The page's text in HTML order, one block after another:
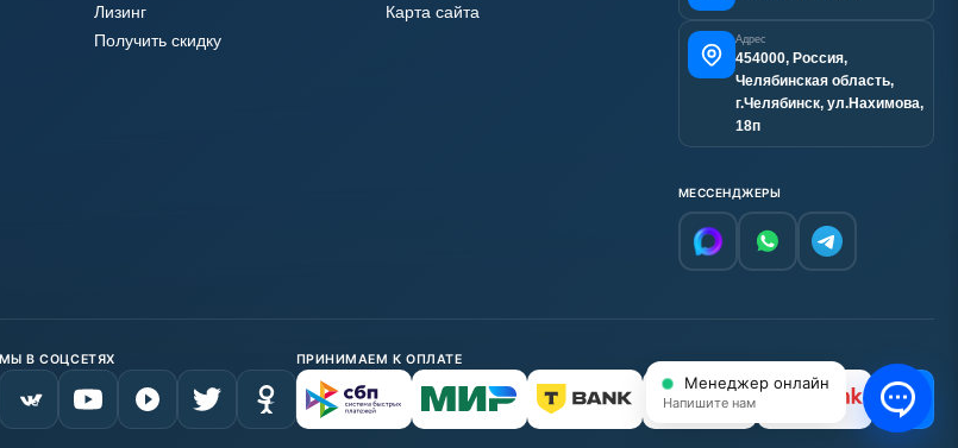
Лизинг
Получить скидку
Карта сайта
Адрес
454000, Россия,
Челябинская область,
г.Челябинск, ул.Нахимова,
18п
МЕССЕНДЖЕРЫ
МЫ В СОЦСЕТЯХ ПРИНИМАЕМ К ОПЛАТЕ
С НДС
Менеджер онлайн
Напишите нам